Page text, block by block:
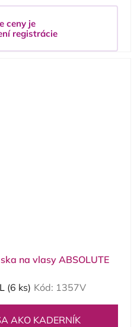
ceny je
registrácie
na vlasy ABSOLUTE
(6 ks) Kód: 1357V
AKO KADERNÍK